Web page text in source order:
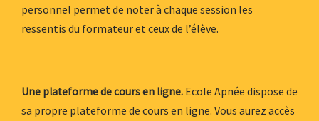
personnel permet de noter à chaque session les
ressentis du formateur et ceux de l’élève.
Une plateforme de cours en ligne. Ecole Apnée dispose de
sa propre plateforme de cours en ligne. Vous aurez accès